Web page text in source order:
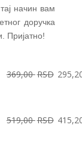
начин вам
доручка
Пријатно!
369,00RSD
519,00RSD